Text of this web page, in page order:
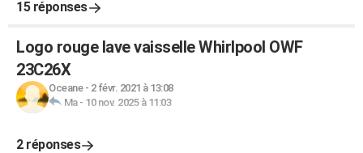
15 réponses
Logo rouge lave vaisselle Whirlpool OWF
23C26X
Oceane- 2 févr. 2021 à 13:08
Ma- 10 nov. 2025 à 11:03
2 réponses